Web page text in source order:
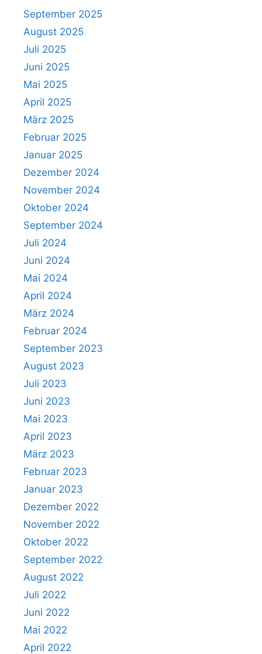
September 2025
August 2025
Juli 2025
Juni 2025
Mai 2025
April 2025
März 2025
Februar 2025
Januar 2025
Dezember 2024
November 2024
Oktober 2024
September 2024
Juli 2024
Juni 2024
Mai 2024
April 2024
März 2024
Februar 2024
September 2023
August 2023
Juli 2023
Juni 2023
Mai 2023
April 2023
März 2023
Februar 2023
Januar 2023
Dezember 2022
November 2022
Oktober 2022
September 2022
August 2022
Juli 2022
Juni 2022
Mai 2022
April 2022